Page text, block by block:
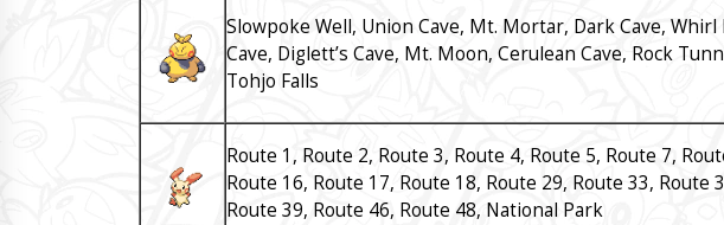
Slowpoke Well, Union Cave, Mt. Mortar, Dark Cave,
Cave, Diglett’s Cave, Mt. Moon, Cerulean Cave, Rock
Tohjo Falls
Route 1, Route 2, Route 3, Route 4, Route 5, Route 7,
Route 16, Route 17, Route 18, Route 29, Route 33, Route
Route 39, Route 46, Route 48, National Park